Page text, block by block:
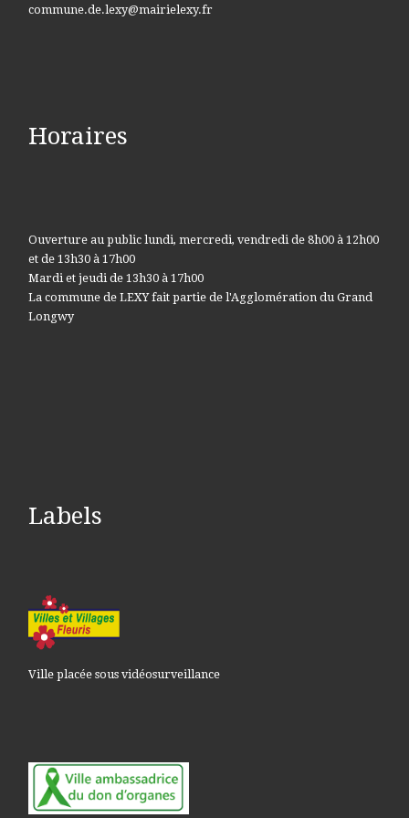
commune.de.lexy@mairielexy.fr
Horaires
Ouverture au public lundi, mercredi, vendredi de 8h00 à 12h00
et de 13h30 à 17h00
Mardi et jeudi de 13h30 à 17h00
La commune de LEXY fait partie de l'Agglomération du Grand
Longwy
Labels
Ville placée sous vidéosurveillance